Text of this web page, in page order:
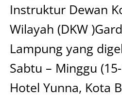
Instruktur Dewan
Wilayah (DKW
Lampung yang
Sabtu – Minggu
Hotel Yunna, Kota